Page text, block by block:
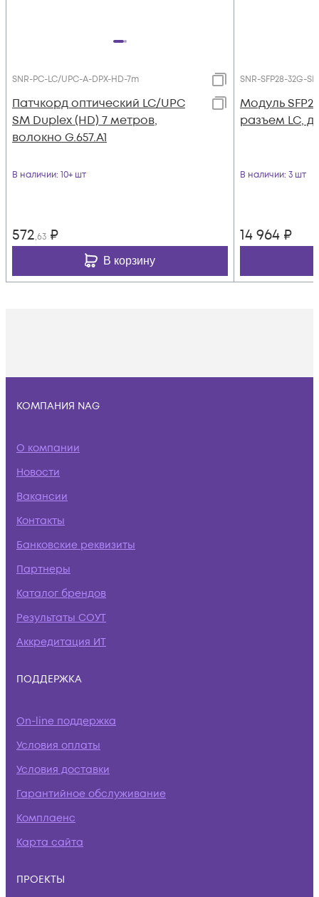
SNR-PC-LC/UPC-A-DPX-HD-7m
Патчкорд оптический LC/UPC
SM Duplex (HD) 7 метров,
волокно G.657.A1
В наличии: 10+ шт
572,63 ₽
В корзину
SNR-SFP28-32G-SR
Модуль
разъем LC,
В наличии: 3 шт
14 964 ₽
КОМПАНИЯ NAG
О компании
Новости
Вакансии
Контакты
Банковские реквизиты
Партнеры
Каталог брендов
Результаты СОУТ
Аккредитация ИТ
ПОДДЕРЖКА
On-line поддержка
Условия оплаты
Условия доставки
Гарантийное обслуживание
Комплаенс
Карта сайта
ПРОЕКТЫ